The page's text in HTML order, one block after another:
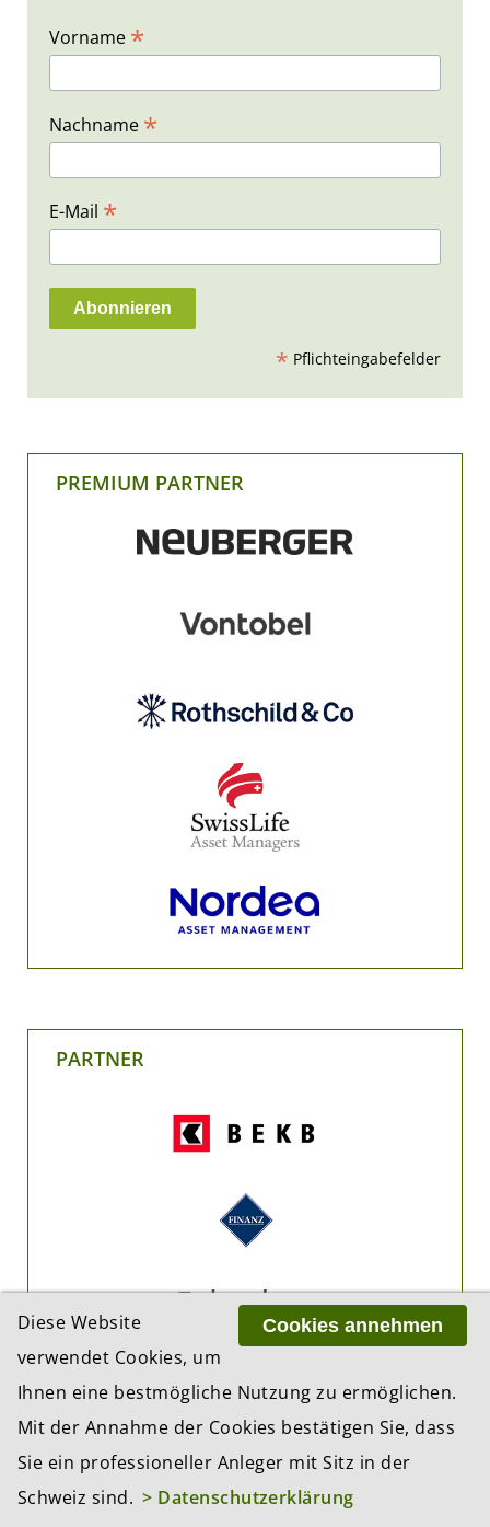
Vorname *
Nachname *
E-Mail *
* Pflichteingabefelder
PREMIUM PARTNER
PARTNER
Cookies annehmen
Diese Website
verwendet Cookies, um
Ihnen eine bestmögliche Nutzung zu ermöglichen.
Mit der Annahme der Cookies bestätigen Sie, dass
Sie ein professioneller Anleger mit Sitz in der
Schweiz sind. > Datenschutzerklärung